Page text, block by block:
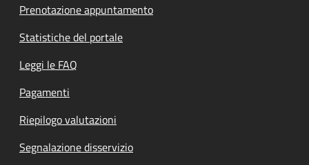
Prenotazione appuntamento
Statistiche del portale
Leggi le FAQ
Pagamenti
Riepilogo valutazioni
Segnalazione disservizio